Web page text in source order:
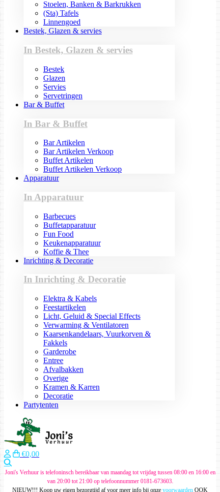
Stoelen, Banken & Barkrukken
(Sta) Tafels
Linnengoed
Bestek, Glazen & servies
In Bestek, Glazen & servies
Bestek
Glazen
Servies
Servetringen
Bar & Buffet
In Bar & Buffet
Bar Artikelen
Bar Artikelen Verkoop
Buffet Artikelen
Buffet Artikelen Verkoop
Apparatuur
In Apparatuur
Barbecues
Buffetapparatuur
Fun Food
Keukenapparatuur
Koffie & Thee
Inrichting & Decoratie
In Inrichting & Decoratie
Elektra & Kabels
Feestartikelen
Licht, Geluid & Special Effects
Verwarming & Ventilatoren
Kaarsenkandelaars, Vuurkorven &
Fakkels
Garderobe
Entree
Afvalbakken
Overige
Kramen & Karren
Decoratie
Partytenten
€0,00
Joni's Verhuur is telefoninsch bereikbaar van maandag tot vrijdag tussen 08:00 en 16:00 en
van 20:00 tot 21:00 op telefoonnummer 0181-673603.
NIEUW!!! Koop uw eigen bezorgtijd af voor meer info bij onze voorwaarden OOK